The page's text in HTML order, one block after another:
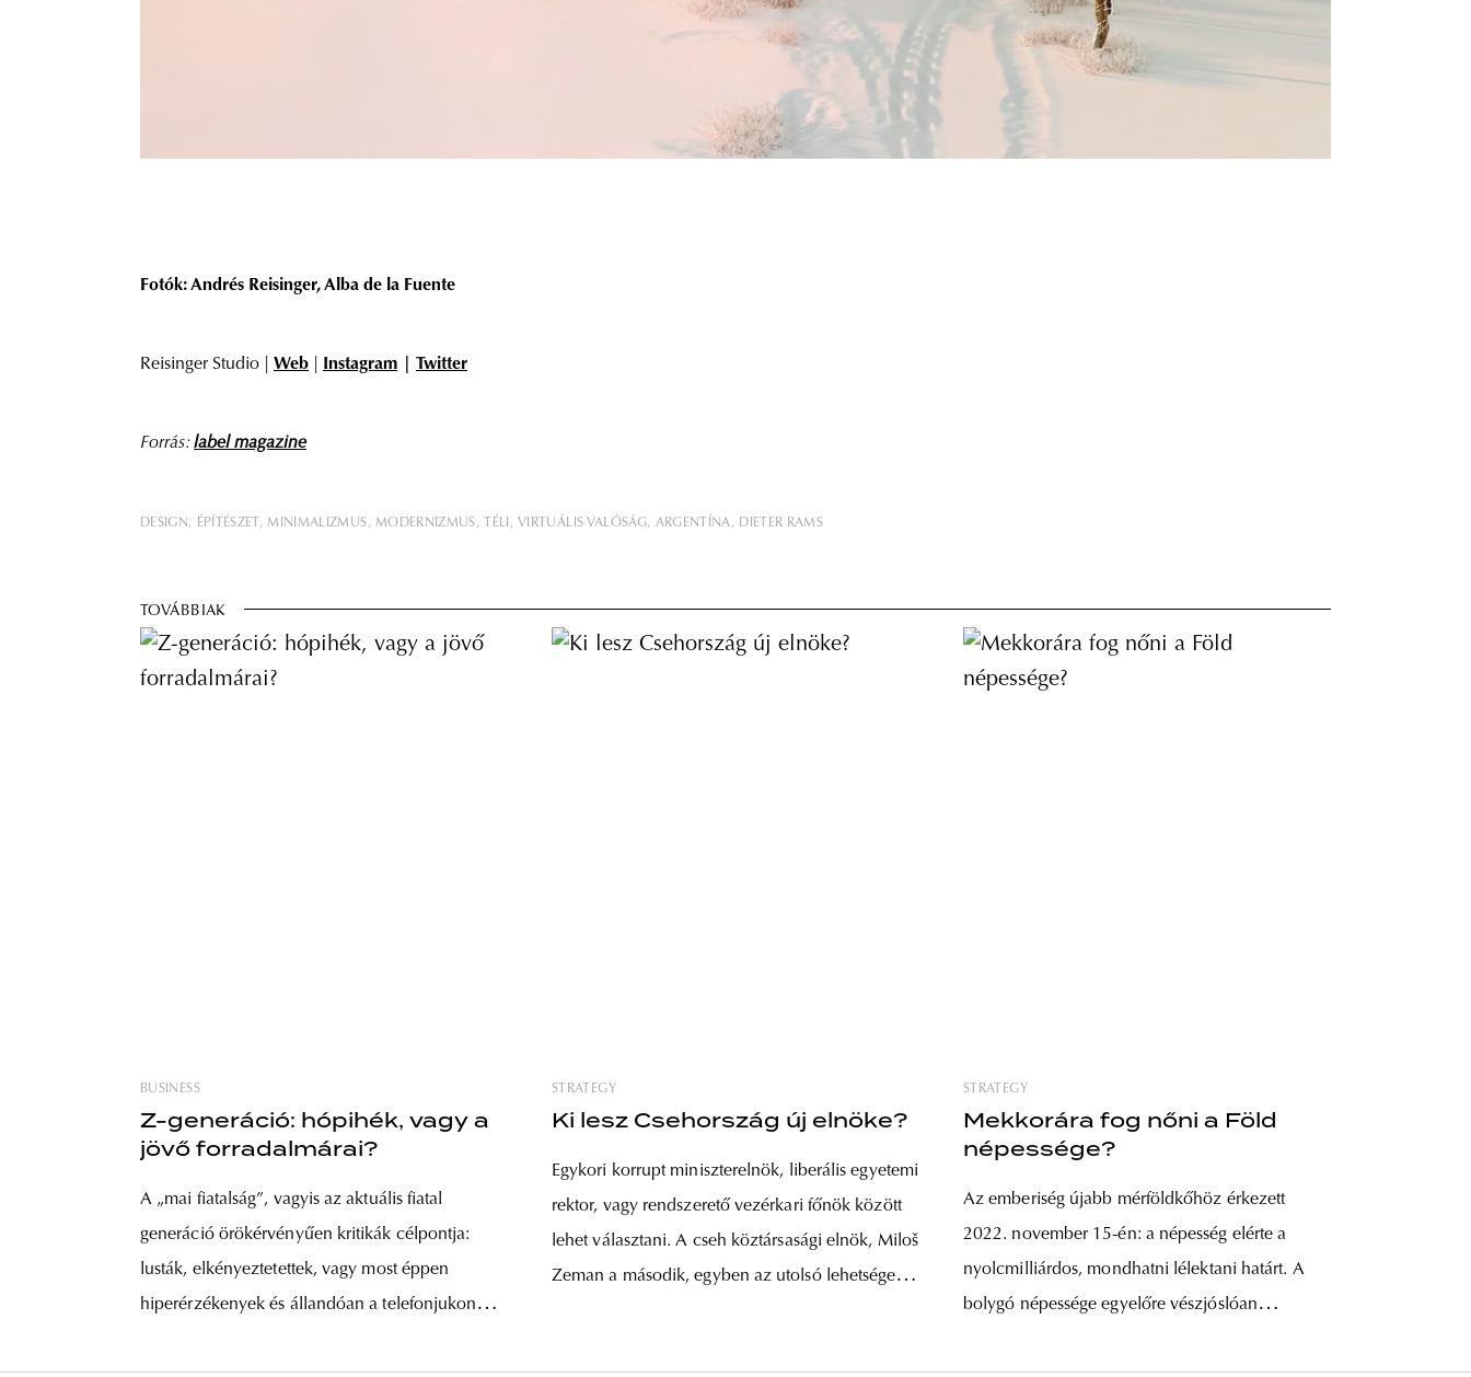
Fotók: Andrés Reisinger, Alba de la Fuente
Reisinger Studio | Web Instagram Twitter
Forrás:label magazine
DESIGN ÉPÍTÉSZET MINIMALIZMUS MODERNIZMUS TÉLI VIRTUÁLIS VALÓSÁG ARGENTÍNA DIETER RAMS
TOVÁBBIAK
BUSINESS
Z-generáció: hópihék, vagy a
jövő forradalmárai?
A „mai fiatalság”, vagyis az aktuális fiatal
generáció örökérvényűen kritikák célpontja:
lusták, elkényeztetettek, vagy most éppen
hiperérzékenyek és állandóan a telefonjukon
STRATEGY
Ki lesz Csehország új elnöke?
Egykori korrupt miniszterelnök, liberális egyetemi
rektor, vagy rendszerető vezérkari főnök között
lehet választani. A cseh köztársasági elnök, Miloš
Zeman a második, egyben az utolsó lehetséges
STRATEGY
Mekkorára fog nőni a Föld
népessége?
Az emberiség újabb mérföldkőhöz érkezett
2022. november 15-én: a népesség elérte a
nyolcmilliárdos, mondhatni lélektani határt. A
bolygó népessége egyelőre vészjóslóan